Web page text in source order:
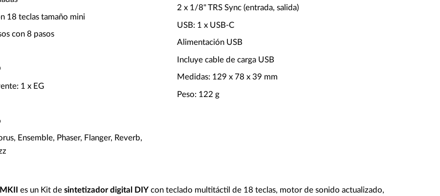
18 teclas tamaño mini
con 8 pasos
1 x EG
Ensemble, Phaser, Flanger, Reverb,
2 x 1/8" TRS Sync (entrada, salida)
USB: 1 x USB-C
Alimentación USB
Incluye cable de carga USB
Medidas: 129 x 78 x 39 mm
Peso: 122 g
es un Kit de sintetizador digital DIYcon teclado multitáctil de 18 teclas, motor de sonido actualizado,